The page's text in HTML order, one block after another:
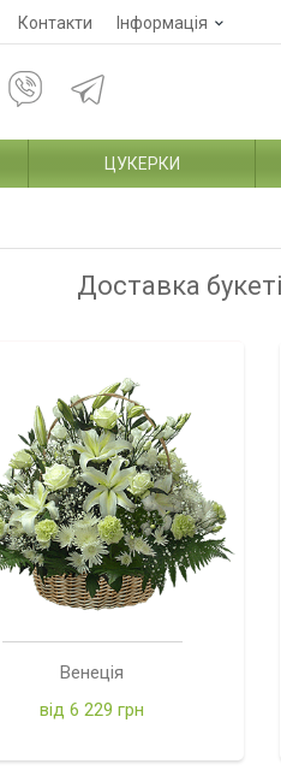
Контакти Інформація
ЦУКЕРКИ
Доставка
Венеція
від 6 229 грн